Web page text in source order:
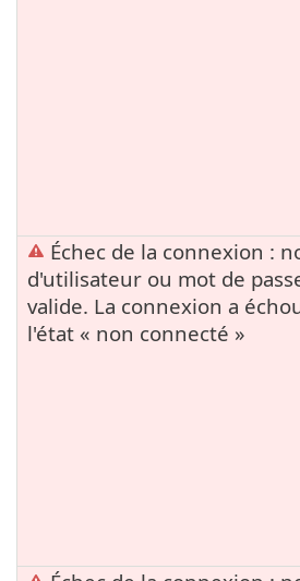
Échec de la connexion :
d'utilisateur ou mot de
valide. La connexion a
l'état « non connecté »